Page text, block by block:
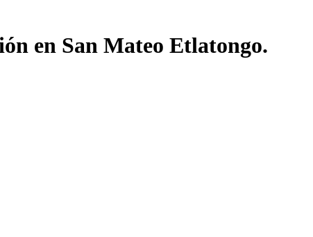
en San Mateo Etlatongo.